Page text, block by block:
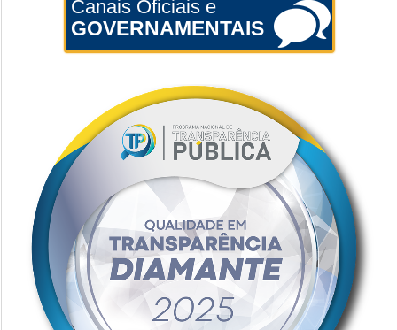
Canais Oficiais e
GOVERNAMENTAIS